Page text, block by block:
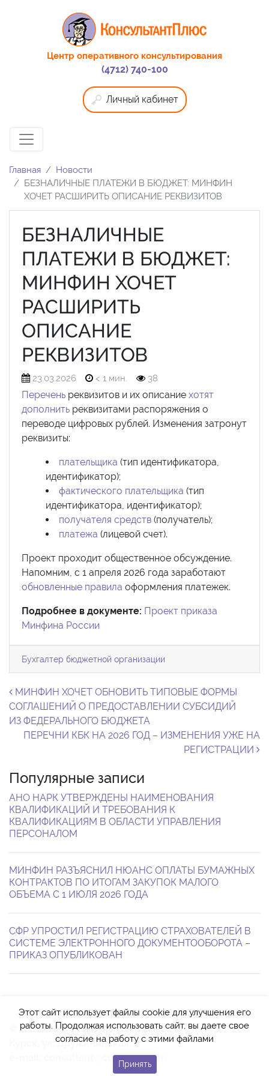
Центр оперативного консультирования
(4712) 740-100
Личный кабинет
Главная
Новости
БЕЗНАЛИЧНЫЕ ПЛАТЕЖИ В БЮДЖЕТ: МИНФИН
ХОЧЕТ РАСШИРИТЬ ОПИСАНИЕ РЕКВИЗИТОВ
БЕЗНАЛИЧНЫЕ
ПЛАТЕЖИ В БЮДЖЕТ:
МИНФИН ХОЧЕТ
РАСШИРИТЬ
ОПИСАНИЕ
РЕКВИЗИТОВ
23.03.2026 < 1 мин. 38
Перечень реквизитов и их описание хотят
дополнить реквизитами распоряжения о
переводе цифровых рублей. Изменения затронут
реквизиты:
плательщика (тип идентификатора,
идентификатор);
фактического плательщика (тип
идентификатора, идентификатор);
получателя средств (получатель);
платежа (лицевой счет).
Проект проходит общественное обсуждение.
Напомним, с 1 апреля 2026 года заработают
обновленные правила оформления платежек.
Подробнее в документе: Проект приказа
Минфина России
Бухгалтер бюджетной организации
Навигация по записям
МИНФИН ХОЧЕТ ОБНОВИТЬ ТИПОВЫЕ ФОРМЫ
СОГЛАШЕНИЙ О ПРЕДОСТАВЛЕНИИ СУБСИДИЙ
ИЗ ФЕДЕРАЛЬНОГО БЮДЖЕТА
ПЕРЕЧНИ КБК НА 2026 ГОД – ИЗМЕНЕНИЯ УЖЕ НА
РЕГИСТРАЦИИ
Популярные записи
АНО НАРК УТВЕРЖДЕНЫ НАИМЕНОВАНИЯ
КВАЛИФИКАЦИЙ И ТРЕБОВАНИЯ К
КВАЛИФИКАЦИЯМ В ОБЛАСТИ УПРАВЛЕНИЯ
ПЕРСОНАЛОМ
МИНФИН РАЗЪЯСНИЛ НЮАНС ОПЛАТЫ БУМАЖНЫХ
КОНТРАКТОВ ПО ИТОГАМ ЗАКУПОК МАЛОГО
ОБЪЕМА С 1 ИЮЛЯ 2026 ГОДА
СФР УПРОСТИЛ РЕГИСТРАЦИЮ СТРАХОВАТЕЛЕЙ В
СИСТЕМЕ ЭЛЕКТРОННОГО ДОКУМЕНТООБОРОТА –
ПРИКАЗ ОПУБЛИКОВАН
© 2026 ООО «Консультант-Право»
Курск, ул. Дружининская, 4
consultant@cons-pravo.ru
Этот сайт использует файлы cookie для улучшения его
работы. Продолжая использовать сайт, вы даете свое
согласие на работу с этими файлами
Принять